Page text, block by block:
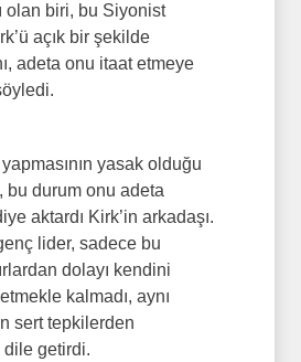
olan biri, bu Siyonist
açık bir şekilde
adeta onu itaat etmeye
yasak olduğu
bu durum onu adeta
aktardı Kirk’in arkadaşı.
lider, sadece bu
dolayı kendini
kalmadı, aynı
sert tepkilerden
dile getirdi.